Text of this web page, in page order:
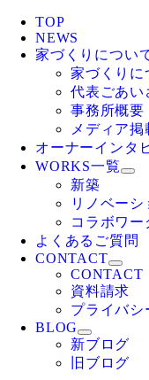
TOP
NEWS
家づくりについ
家づくりに
代表ごあい
事務所概要
メディア掲
オーナーインタ
WORKS一覧
新築
リノベーシ
コラボワー
よくあるご質問
CONTACT
CONTACT
資料請求
プライバシ
BLOG
新ブログ
旧ブログ